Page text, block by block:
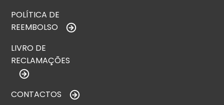
POLÍTICA DE
REEMBOLSO
LIVRO DE
RECLAMAÇÕES
CONTACTOS